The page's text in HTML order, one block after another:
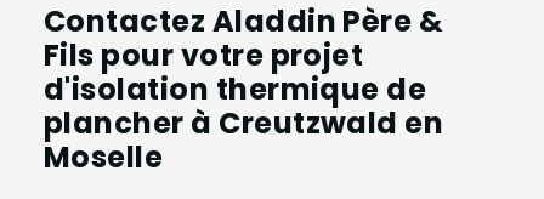
Contactez Aladdin Père &
Fils pour votre projet
d'isolation thermique de
plancher à Creutzwald en
Moselle